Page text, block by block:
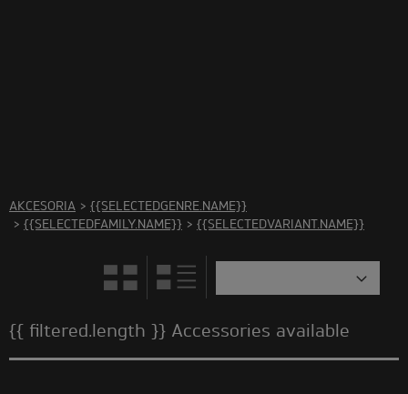
AKCESORIA > {{SELECTEDGENRE.NAME}}
> {{SELECTEDFAMILY.NAME}} > {{SELECTEDVARIANT.NAME}}
{{ filtered.length }} Accessories available